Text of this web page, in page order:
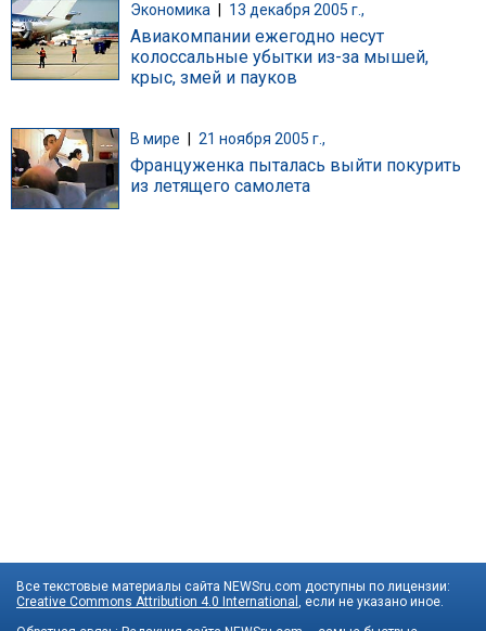
Экономика 13 декабря 2005 г.,
Авиакомпании ежегодно несут
колоссальные убытки из-за мышей,
крыс, змей и пауков
В мире 21 ноября 2005 г.,
Француженка пыталась выйти покурить
из летящего самолета
Все текстовые материалы сайта NEWSru.com доступны по лицензии:
Creative Commons Attribution 4.0 International
, если не указано иное.